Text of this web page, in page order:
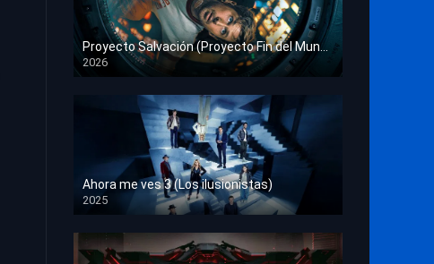
Proyecto Salvación (Proyecto Fin del Mundo)
2026
HD 1080p
Ahora me ves 3 (Los ilusionistas)
2025
HD 1080p